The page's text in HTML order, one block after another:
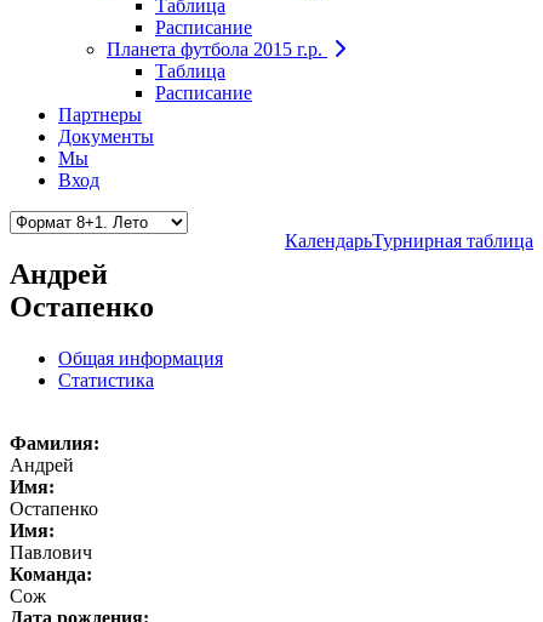
Таблица
Расписание
Планета футбола 2015 г.р.
Таблица
Расписание
Партнеры
Документы
Мы
Вход
КалендарьТурнирная таблица
Андрей
Остапенко
Общая информация
Статистика
Фамилия:
Андрей
Имя:
Остапенко
Имя:
Павлович
Команда:
Сож
Дата рождения: